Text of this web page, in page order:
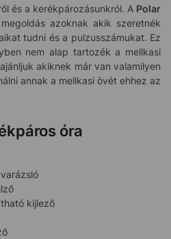
és a kerékpározásunkról. A Polar
azoknak akik szeretnék
tudni és a pulzusszámukat. Ez
nem alap tartozék a mellkasi
akiknek már van valamilyen
annak a mellkasi övét ehhez az
óra
kijlező